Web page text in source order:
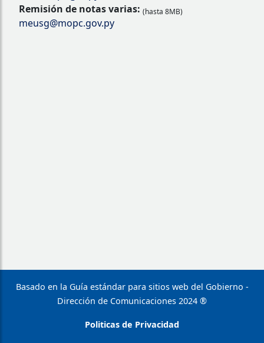
Remisión de notas varias: (hasta 8MB)
meusg@mopc.gov.py
Basado en la Guía estándar para sitios web del Gobierno -
Dirección de Comunicaciones 2024 ®
Politicas de Privacidad